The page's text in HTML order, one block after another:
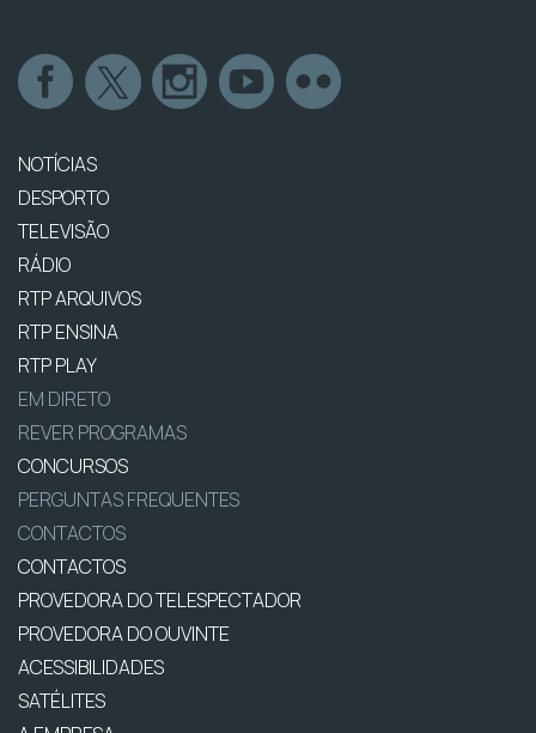
NOTÍCIAS
DESPORTO
TELEVISÃO
RÁDIO
RTP ARQUIVOS
RTP ENSINA
RTP PLAY
EM DIRETO
REVER PROGRAMAS
CONCURSOS
PERGUNTAS FREQUENTES
CONTACTOS
CONTACTOS
PROVEDORA DO TELESPECTADOR
PROVEDORA DO OUVINTE
ACESSIBILIDADES
SATÉLITES